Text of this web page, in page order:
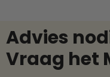
Advies
Vraag het